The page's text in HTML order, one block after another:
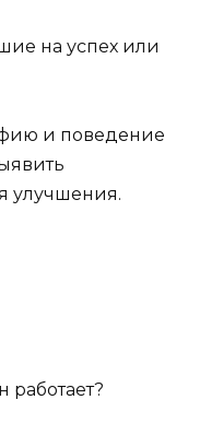
на успех или
и поведение
улучшения.
работает?